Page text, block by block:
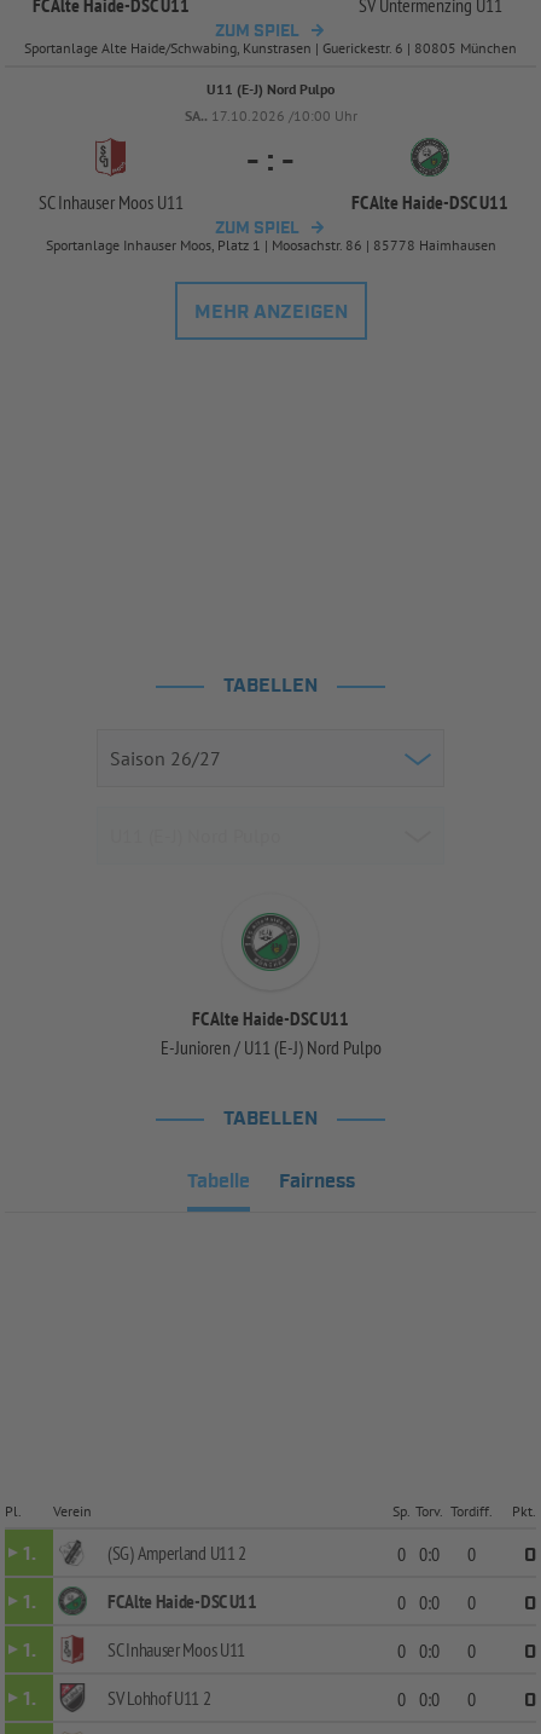
ZUM SPIEL
Sportanlage Alte Haide/Schwabing, Kunstrasen | Guerickestr. 6 | 80805 München
U11 (E-J) Nord Pulpo
SA.. 17.10.2026 /10:00 Uhr
SC Inhauser Moos U11
- : -
FC Alte Haide-DSC U11
ZUM SPIEL
Sportanlage Inhauser Moos, Platz 1 | Moosachstr. 86 | 85778 Haimhausen
MEHR ANZEIGEN
TABELLEN
FC Alte Haide-DSC U11
E-Junioren / U11 (E-J) Nord Pulpo
TABELLEN
Tabelle Fairness
Pl. Verein Sp. Torv. Tordiff. Pkt.
1. (SG) Amperland U11 2 0 0:0 0
0
1.
FC Alte Haide-DSC U11 0 0:0 0
0
1.
SC Inhauser Moos U11 0 0:0 0
0
1.
SV Lohhof U11 2 0 0:0 0
0